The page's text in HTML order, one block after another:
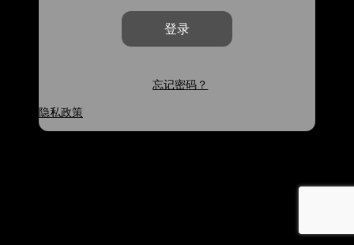
忘记密码？
隐私政策